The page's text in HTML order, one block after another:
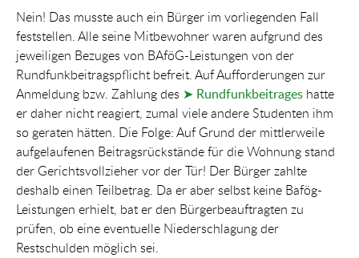
Nein! Das musste auch ein Bürger im vorliegenden Fall
feststellen. Alle seine Mitbewohner waren aufgrund des
jeweiligen Bezuges von BAföG-Leistungen von der
Rundfunkbeitragspflicht befreit. Auf Aufforderungen zur
Anmeldung bzw. Zahlung des ➤ Rundfunkbeitrages hatte
er daher nicht reagiert, zumal viele andere Studenten ihm
so geraten hätten. Die Folge: Auf Grund der mittlerweile
aufgelaufenen Beitragsrückstände für die Wohnung stand
der Gerichtsvollzieher vor der Tür! Der Bürger zahlte
deshalb einen Teilbetrag. Da er aber selbst keine Bafög-
Leistungen erhielt, bat er den Bürgerbeauftragten zu
prüfen, ob eine eventuelle Niederschlagung der
Restschulden möglich sei.